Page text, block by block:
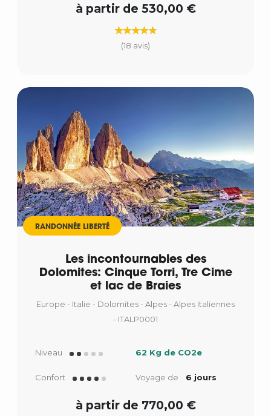
à partir de 530,00 €
(18 avis)
RANDONNÉE LIBERTÉ
Les incontournables des
Dolomites: Cinque Torri, Tre Cime
et lac de Braies
Europe - Italie - Dolomites - Alpes - Alpes Italiennes
- ITALP0001
Niveau 62 Kg de CO2e
Confort Voyage de 6 jours
à partir de 770,00 €